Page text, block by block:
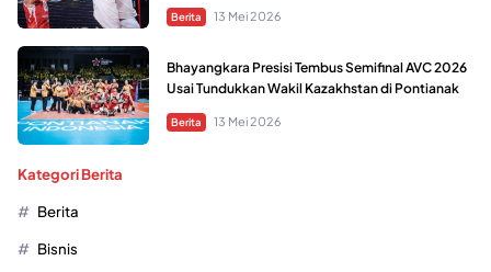
Berita 13 Mei 2026
Bhayangkara Presisi Tembus Semifinal AVC 2026
Usai Tundukkan Wakil Kazakhstan di Pontianak
Berita 13 Mei 2026
Kategori Berita
Berita
Bisnis